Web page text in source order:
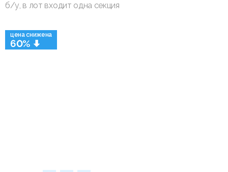
цена снижена
60%
б/у, в лот входит одна секция